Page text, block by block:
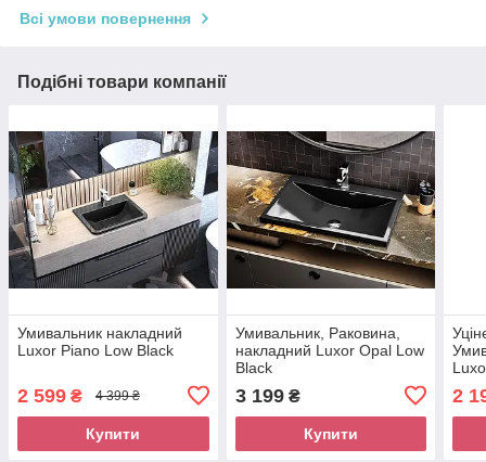
Всі умови повернення
Подібні товари компанії
Умивальник накладний
Luxor Piano Low Black
2 599 ₴ 4 399 ₴
Купити
Умивальник, Раковина,
накладний Luxor Opal Low
Black
3 199₴
Купити
2